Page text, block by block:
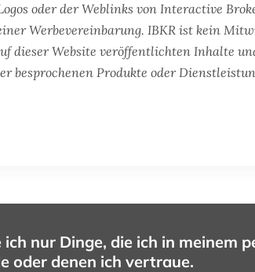
oder der Weblinks von Interactive
Werbevereinbarung. IBKR ist kein
dieser Website veröffentlichten Inhalte
besprochenen Produkte oder
nur Dinge, die ich in meinem
oder denen ich vertraue.